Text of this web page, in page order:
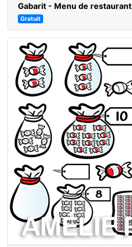
Gabarit - Menu de restaurant
Gratuit